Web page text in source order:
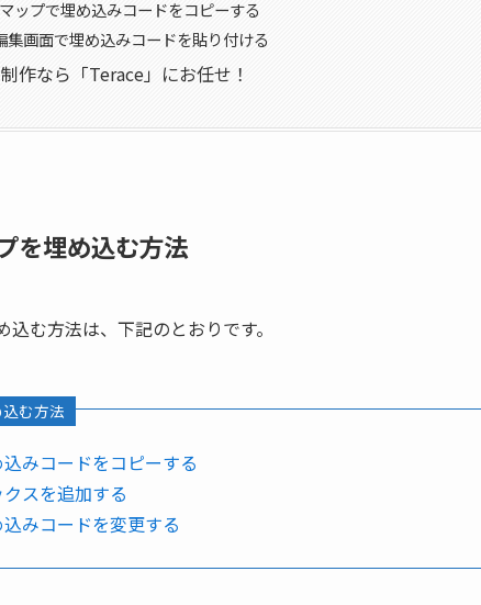
プで埋め込みコードをコピーする
画面で埋め込みコードを貼り付ける
作なら「Terace」にお任せ！
を埋め込む方法
む方法は、下記のとおりです。
む方法
みコードをコピーする
スを追加する
みコードを変更する